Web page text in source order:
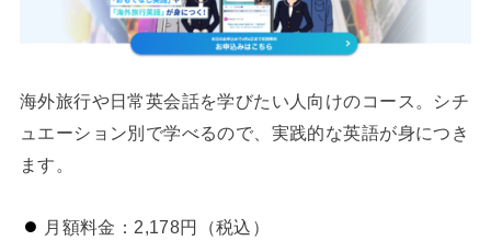
海外旅行や日常英会話を学びたい人向けのコース。シチ
ュエーション別で学べるので、実践的な英語が身につき
ます。
月額料金：2,178円（税込）